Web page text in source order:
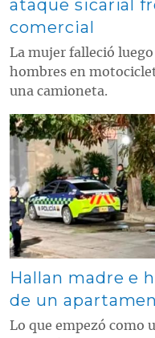
ataque sicarial
comercial
La mujer falleció
hombres en
una camioneta.
Contenido multimedia
Hallan madre e
de un
Lo que empezó como